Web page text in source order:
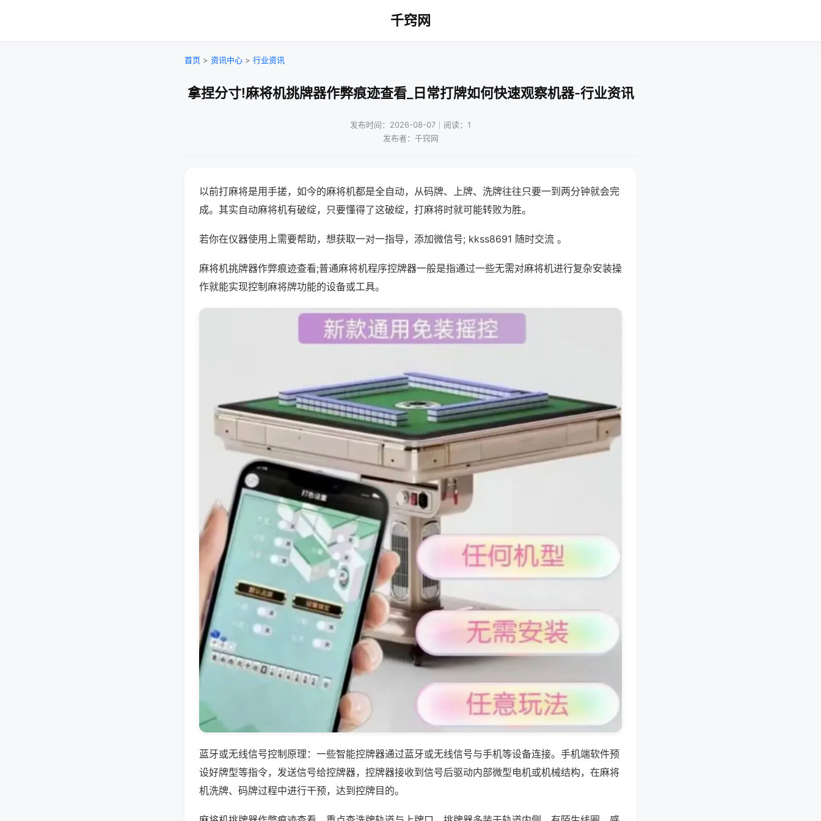
千窍网
首页 > 资讯中心 > 行业资讯
拿捏分寸!麻将机挑牌器作弊痕迹查看_日常打牌如何快速观察机器-行业资讯
发布时间：2026-08-07｜阅读：1
发布者：千窍网
以前打麻将是用手搓，如今的麻将机都是全自动，从码牌、上牌、洗牌往往只要一到两分钟就会完
成。其实自动麻将机有破绽，只要懂得了这破绽，打麻将时就可能转败为胜。
若你在仪器使用上需要帮助，想获取一对一指导，添加微信号; kkss8691 随时交流 。
麻将机挑牌器作弊痕迹查看;普通麻将机程序控牌器一般是指通过一些无需对麻将机进行复杂安装操
作就能实现控制麻将牌功能的设备或工具。
蓝牙或无线信号控制原理：一些智能控牌器通过蓝牙或无线信号与手机等设备连接。手机端软件预
设好牌型等指令，发送信号给控牌器，控牌器接收到信号后驱动内部微型电机或机械结构，在麻将
机洗牌、码牌过程中进行干预，达到控牌目的。